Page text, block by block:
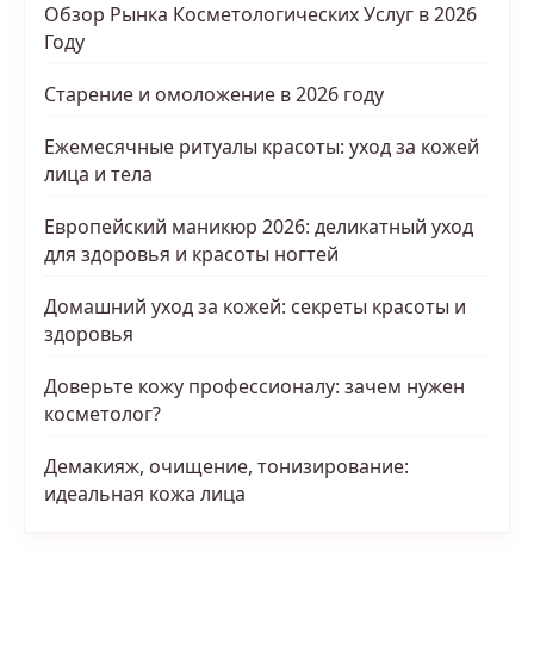
Обзор Рынка Косметологических Услуг в 2026
Году
Старение и омоложение в 2026 году
Ежемесячные ритуалы красоты: уход за кожей
лица и тела
Европейский маникюр 2026: деликатный уход
для здоровья и красоты ногтей
Домашний уход за кожей: секреты красоты и
здоровья
Доверьте кожу профессионалу: зачем нужен
косметолог?
Демакияж, очищение, тонизирование:
идеальная кожа лица